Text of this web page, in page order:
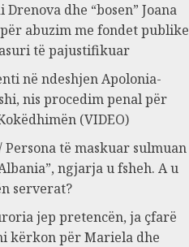
Drenova dhe “bosen” Joana
abuzim me fondet publike
të pajustifikuar
në ndeshjen Apolonia-
nis procedim penal për
(VIDEO)
Persona të maskuar sulmuan
ngjarja u fsheh. A u
serverat?
jep pretencën, ja çfarë
kërkon për Mariela dhe